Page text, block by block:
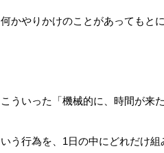
何かやりかけのことがあってもと
こういった「機械的に、時間が来
いう行為を、1日の中にどれだけ組